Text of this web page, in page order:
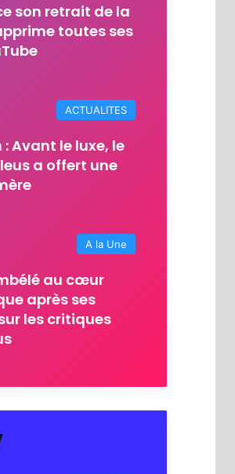
son retrait de la
toutes ses
ACTUALITES
Avant le luxe, le
a offert une
A la Une
au cœur
après ses
les critiques